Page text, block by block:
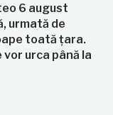
6 august
urmată de
toată țara.
urca până la